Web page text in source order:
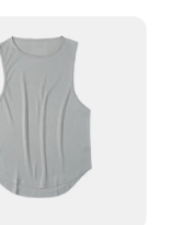
fabric
exertion.
available,
look.
and women
apparel.